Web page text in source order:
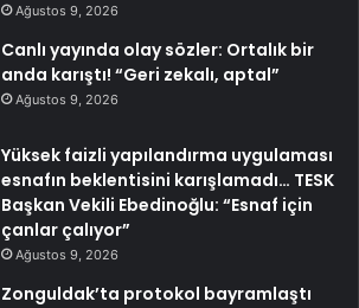
Ağustos 9, 2026
Canlı yayında olay sözler: Ortalık bir
anda karıştı! “Geri zekalı, aptal”
Ağustos 9, 2026
Yüksek faizli yapılandırma uygulaması
esnafın beklentisini karışlamadı… TESK
Başkan Vekili Ebedinoğlu: “Esnaf için
çanlar çalıyor”
Ağustos 9, 2026
Zonguldak’ta protokol bayramlaştı